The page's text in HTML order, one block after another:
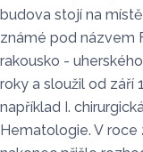
budova stojí na
známé pod názvem
rakousko -
roky a sloužil od září
například I.
Hematologie. V